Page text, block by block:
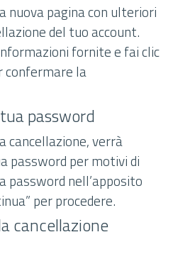
nuova pagina con ulteriori
del tuo account.
fornite e fai clic
confermare la
password
cancellazione, verrà
password per motivi di
password nell’apposito
per procedere.
cancellazione